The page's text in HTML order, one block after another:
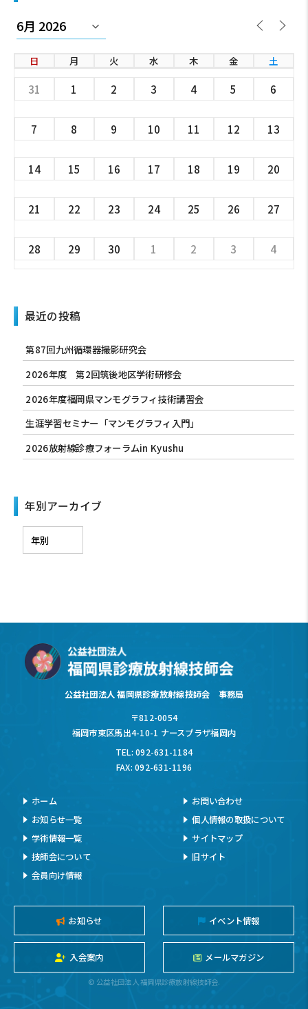
日 月 火 水 木 金 土
31 1 2 3 4 5 6
7 8 9 10 11 12 13
14 15 16 17 18 19 20
21 22 23 24 25 26 27
28 29 30 1 2 3 4
最近の投稿
第87回九州循環器撮影研究会
2026年度 第2回筑後地区学術研修会
2026年度福岡県マンモグラフィ技術講習会
生涯学習セミナー「マンモグラフィ入門」
2026放射線診療フォーラムin Kyushu
年別アーカイブ
公益社団法人 福岡県診療放射線技師会 事務局
〒812-0054
福岡市東区馬出4-10-1 ナースプラザ福岡内
TEL: 092-631-1184
FAX: 092-631-1196
ホーム
お知らせ一覧
学術情報一覧
技師会について
会員向け情報
お問い合わせ
個人情報の取扱について
サイトマップ
旧サイト
お知らせ イベント情報
入会案内 メールマガジン
© 公益社団法人 福岡県診療放射線技師会.